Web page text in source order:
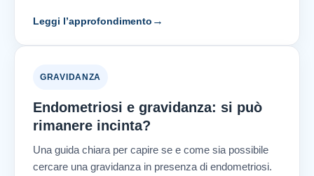
Leggi l’approfondimento →
GRAVIDANZA
Endometriosi e gravidanza: si può
rimanere incinta?
Una guida chiara per capire se e come sia possibile
cercare una gravidanza in presenza di endometriosi.